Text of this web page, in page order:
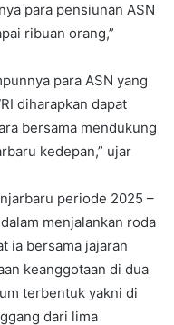
para pensiunan ASN
ribuan orang,”
para ASN yang
diharapkan dapat
bersama mendukung
kedepan,” ujar
periode 2025 –
menjalankan roda
ia bersama jajaran
keanggotaan di dua
terbentuk yakni di
dari lima